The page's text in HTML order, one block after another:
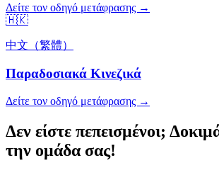
Δείτε τον οδηγό μετάφρασης →
🇭🇰
中文（繁體）
Παραδοσιακά Κινεζικά
Δείτε τον οδηγό μετάφρασης →
Δεν είστε πεπεισμένοι;
την ομάδα σας!